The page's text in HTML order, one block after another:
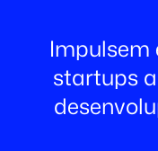
Impulsem
startups